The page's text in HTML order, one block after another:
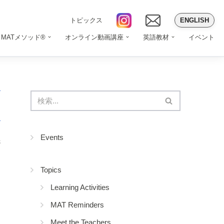
MATメソッド® オンライン動画講座 英語教材 イベント
トピックス ENGLISH
Events
Topics
Learning Activities
MAT Reminders